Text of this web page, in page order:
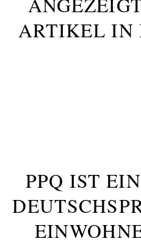
ARTIKEL IN
PPQ IST